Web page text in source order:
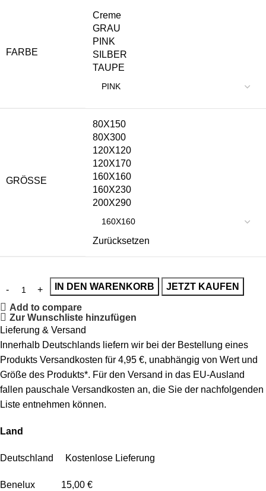
FARBE
Creme
GRAU
PINK
SILBER
TAUPE
GRÖSSE
80X150
80X300
120X120
120X170
160X160
160X230
200X290
Zurücksetzen
IN DEN WARENKORB JETZT KAUFEN
Add to compare
Zur Wunschliste hinzufügen
Lieferung & Versand
Innerhalb Deutschlands liefern wir bei der Bestellung eines
Produkts Versandkosten für 4,95 €, unabhängig von Wert und
Größe des Produkts*. Für den Versand in das EU-Ausland
fallen pauschale Versandkosten an, die Sie der nachfolgenden
Liste entnehmen können.
Land
Deutschland Kostenlose Lieferung
Benelux 15,00 €